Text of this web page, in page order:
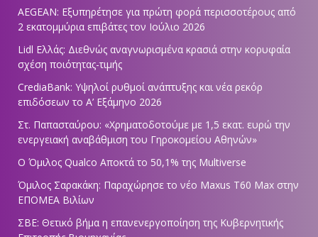
AEGEAN: Εξυπηρέτησε για πρώτη φορά περισσοτέρους από
2 εκατομμύρια επιβάτες τον Ιούλιο 2026
Lidl Ελλάς: Διεθνώς αναγνωρισμένα κρασιά στην κορυφαία
σχέση ποιότητας-τιμής
CrediaBank: Υψηλοί ρυθμοί ανάπτυξης και νέα ρεκόρ
επιδόσεων το Α’ Εξάμηνο 2026
Στ. Παπασταύρου: «Χρηματοδοτούμε με 1,5 εκατ. ευρώ την
ενεργειακή αναβάθμιση του Γηροκομείου Αθηνών»
Ο Όμιλος Qualco Αποκτά το 50,1% της Multiverse
Όμιλος Σαρακάκη: Παραχώρησε το νέο Maxus T60 Max στην
ΕΠΟΜΕΑ Βιλίων
ΣΒΕ: Θετικό βήμα η επανενεργοποίηση της Κυβερνητικής